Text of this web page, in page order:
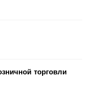
торговли